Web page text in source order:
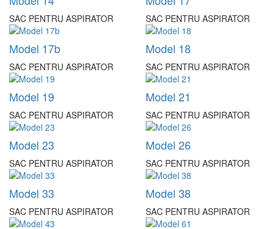
SAC PENTRU ASPIRATOR SAC PENTRU ASPIRATOR
Model 17b
SAC PENTRU ASPIRATOR
Model 18
SAC PENTRU ASPIRATOR
Model 19
SAC PENTRU ASPIRATOR
Model 21
SAC PENTRU ASPIRATOR
Model 23
SAC PENTRU ASPIRATOR
Model 26
SAC PENTRU ASPIRATOR
Model 33
SAC PENTRU ASPIRATOR
Model 38
SAC PENTRU ASPIRATOR